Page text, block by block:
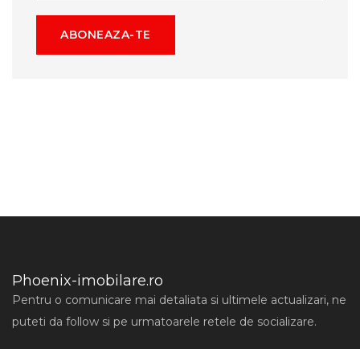
ABONEAZA-TE
Phoenix-imobilare.ro
Pentru o comunicare mai detaliata si ultimele actualizari, ne
puteti da follow si pe urmatoarele retele de socializare.